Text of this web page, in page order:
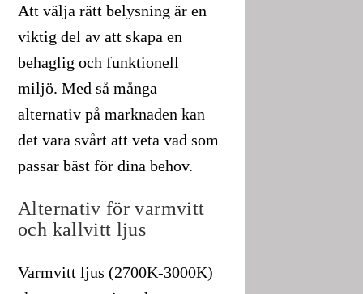
Att välja rätt belysning är en
viktig del av att skapa en
behaglig och funktionell
miljö. Med så många
alternativ på marknaden kan
det vara svårt att veta vad som
passar bäst för dina behov.
Alternativ för varmvitt
och kallvitt ljus
Varmvitt ljus (2700K-3000K)